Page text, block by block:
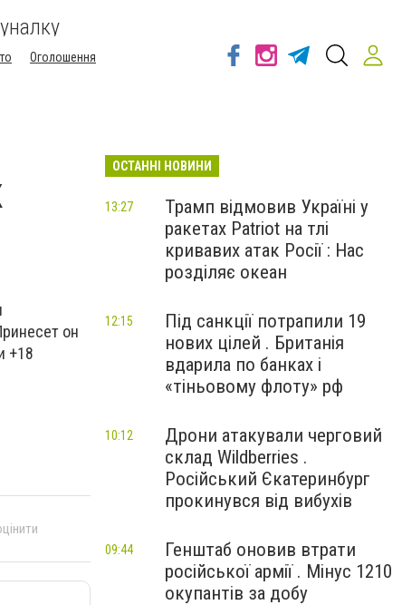
Оголошення
он
+18
ОСТАННІ НОВИНИ
Трамп відмовив Україні у
ракетах Patriot на тлі
кривавих атак Росії : Нас
розділяє океан
13:27
Під санкції потрапили 19
нових цілей . Британія
вдарила по банках і
«тіньовому флоту» рф
12:15
Дрони атакували черговий
склад Wildberries .
Російський Єкатеринбург
прокинувся від вибухів
10:12
Генштаб оновив втрати
російської армії . Мінус 1210
окупантів за добу
09:44